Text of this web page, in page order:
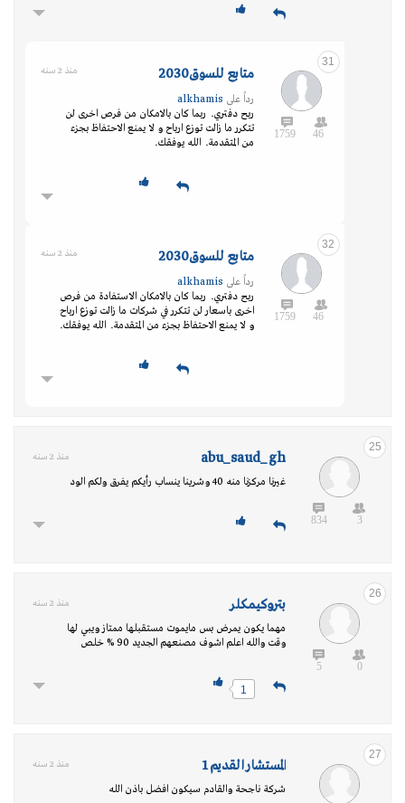
31
46
1759
متابع للسوق2030 منذ 2 سنه
رداً على alkhamis
ربح دفتري. ربما كان بالامكان من فرص اخرى لن
تتكرر ما زالت توزع ارباح و لا يمنع الاحتفاظ بجزء
من المتقدمة. الله يوفقك.
32
46
1759
متابع للسوق2030 منذ 2 سنه
رداً على alkhamis
ربح دفتري. ربما كان بالامكان الاستفادة من فرص
اخرى باسعار لن تتكرر في شركات ما زالت توزع ارباح
و لا يمنع الاحتفاظ بجزء من المتقدمة. الله يوفقك.
25
3
834
abu_saud_gh منذ 2 سنه
غيرنا مركزنا منه 40 وشرينا ينساب رأيكم يفرق ولكم الود
26
0
5
بتروكيمكلر منذ 2 سنه
مهما يكون يمرض بس مايموت مستقبلها ممتاز ويبي لها
وقت والله اعلم اشوف مصنعهم الجديد 90 % خلص
1
27
المستشار القديم 1 منذ 2 سنه
شركة ناجحة والقادم سيكون افضل باذن الله